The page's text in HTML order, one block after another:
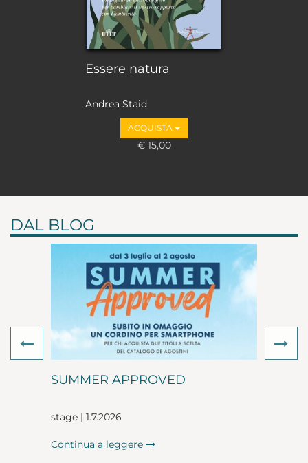
Essere natura
Andrea Staid
ACQUISTA
€ 15,00
DAL BLOG
SUMMER APPROVED
stage | 1.7.2026
Continua a leggere
Previous